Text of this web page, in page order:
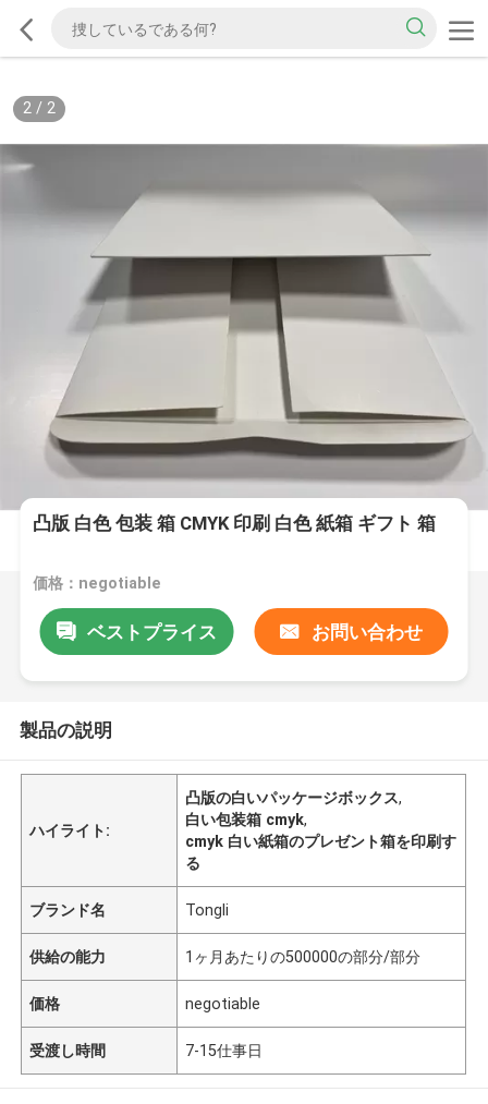
2/ 2
凸版 白色 包装 箱 CMYK 印刷 白色 紙箱 ギフト 箱
価格：negotiable
ベストプライス お問い合わせ
製品の説明
ハイライト:
凸版の白いパッケージボックス,
白い包装箱 cmyk,
cmyk 白い紙箱のプレゼント箱を印刷す
る
ブランド名 Tongli
供給の能力 1ヶ月あたりの500000の部分/部分
価格 negotiable
受渡し時間 7-15仕事日